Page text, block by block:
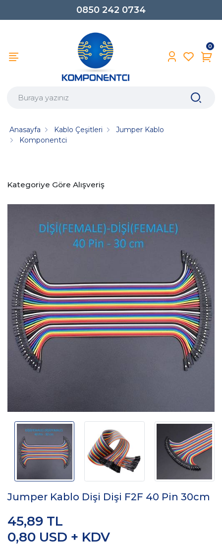
0850 242 0734
0
Anasayfa Kablo Çeşitleri
Jumper Kablo
Komponentci
Kategoriye Göre Alışveriş
Jumper Kablo Dişi Dişi F2F 40 Pin 30cm
0,80 USD + KDV
45,89 TL